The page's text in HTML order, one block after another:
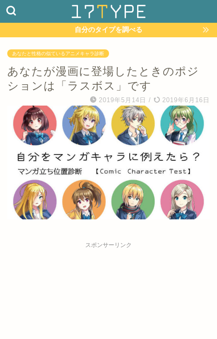
自分のタイプを調べる
あなたと性格の似ているアニメキャラ診断
あなたが漫画に登場したときのポジ
ションは「ラスボス」です
2019年5月14日 / 2019年6月16日
スポンサーリンク